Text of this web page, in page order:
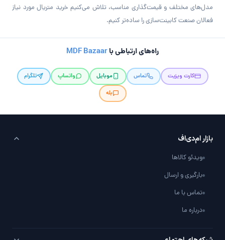
مدل‌های مختلف و قیمت‌گذاری مناسب، تلاش می‌کنیم خرید متریال مورد نیاز
فعالان صنعت کابینت‌سازی را ساده‌تر کنیم.
راه‌های ارتباطی باMDF Bazaar
کارت ویزیت تماس موبایل واتساپ
تلگرام
بله
بازار ام‌دی‌اف
ویدئو کالاها
بارگیری و ارسال
تماس با ما
درباره ما